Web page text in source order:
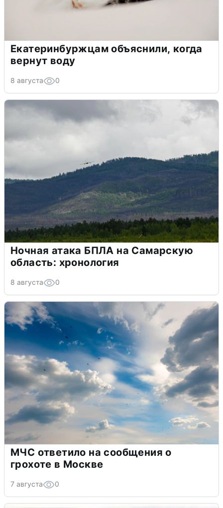
Екатеринбуржцам объяснили, когда
вернут воду
8 августа 0
Ночная атака БПЛА на Самарскую
область: хронология
8 августа 0
МЧС ответило на сообщения о
грохоте в Москве
7 августа 0